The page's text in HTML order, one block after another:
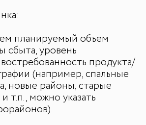
планируемый объем
сбыта, уровень
продукта/
(например, спальные
новые районы, старые
т.п., можно указать